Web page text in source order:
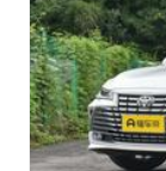
Длина (мм)